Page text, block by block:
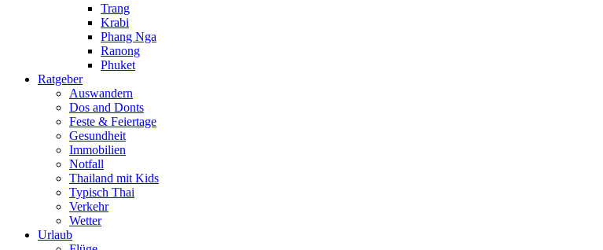
Trang
Krabi
Phang Nga
Ranong
Phuket
Ratgeber
Auswandern
Dos and Donts
Feste & Feiertage
Gesundheit
Immobilien
Notfall
Thailand mit Kids
Typisch Thai
Verkehr
Wetter
Urlaub